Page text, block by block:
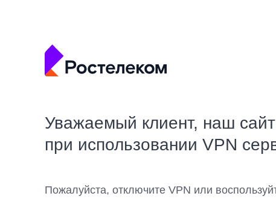
Уважаемый клиент, наш
при использовании VPN
Пожалуйста, отключите VPN или